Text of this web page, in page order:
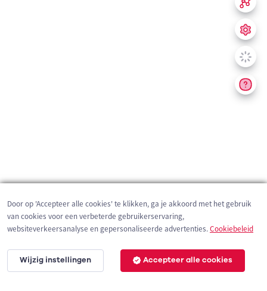
1 km
Door op 'Accepteer alle cookies' te klikken, ga je akkoord met het gebruik
van cookies voor een verbeterde gebruikerservaring,
websiteverkeersanalyse en gepersonaliseerde advertenties.Cookiebeleid
Wijzig instellingen Accepteer alle cookies